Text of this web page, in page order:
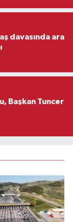
davasında ara
Başkan Tuncer